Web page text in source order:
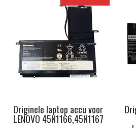
Originele laptop accu voor
LENOVO 45N1166,45N1167